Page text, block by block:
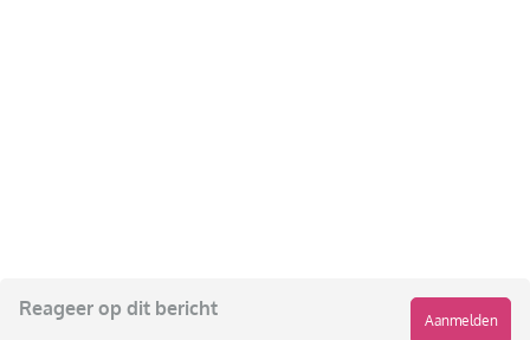
Reageer op dit bericht
Aanmelden